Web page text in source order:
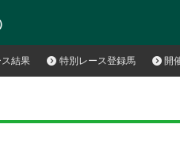
ス結果 特別レース登録馬 開